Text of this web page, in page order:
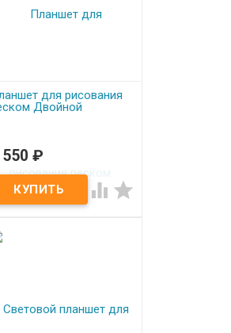
для рисования
Двойной
Под заказ
для рисования
Двойной
550₽
 